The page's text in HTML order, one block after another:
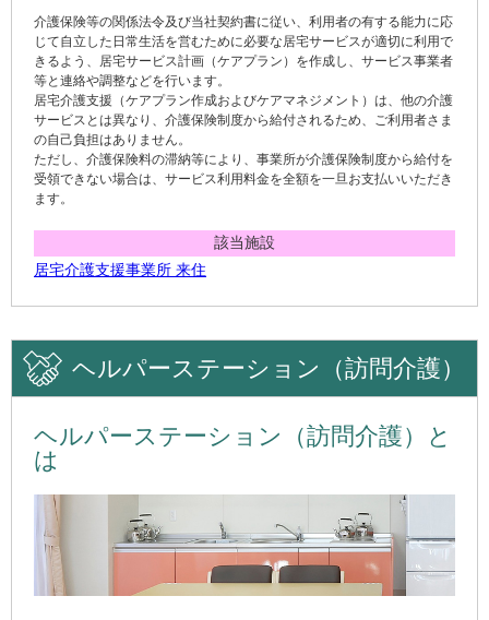
介護保険等の関係法令及び当社契約書に従い、利用者の有する能力に応
じて自立した日常生活を営むために必要な居宅サービスが適切に利用で
きるよう、居宅サービス計画（ケアプラン）を作成し、サービス事業者
等と連絡や調整などを行います。
居宅介護支援（ケアプラン作成およびケアマネジメント）は、他の介護
サービスとは異なり、介護保険制度から給付されるため、ご利用者さま
の自己負担はありません。
ただし、介護保険料の滞納等により、事業所が介護保険制度から給付を
受領できない場合は、サービス利用料金を全額を一旦お支払いいただき
ます。
該当施設
居宅介護支援事業所 来住
ヘルパーステーション（訪問介護）
ヘルパーステーション（訪問介護）と
は